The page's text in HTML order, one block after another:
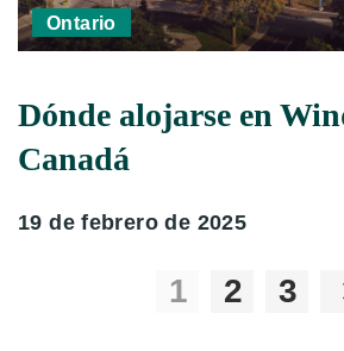
Ontario
Dónde alojarse en
Canadá
19 de febrero de 2025
1 2 3